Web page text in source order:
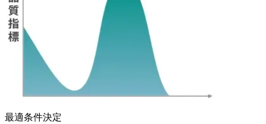
最適条件決定